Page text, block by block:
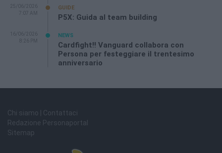
25/06/2026
7:07 AM
GUIDE
P5X: Guida al team building
16/06/2026
8:26 PM
NEWS
Cardfight!! Vanguard collabora con
Persona per festeggiare il trentesimo
anniversario
Chi siamo | Contattaci
Redazione Personaportal
Sitemap